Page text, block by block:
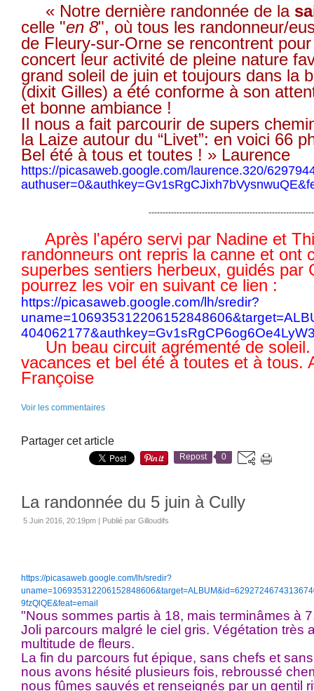
« Notre dernière randonnée de la
celle "en 8", où tous les randonneur/
de Fleury-sur-Orne se rencontrent
concert leur activité de pleine nature
grand soleil de juin et toujours dans la
(dixit Gilles) a été conforme à son
et bonne ambiance !
Il nous a fait parcourir de supers
la Laize autour du “Livet”: en voici 66
Bel été à tous et toutes ! » Laurence
https://picasaweb.google.com/laurence.320/
-----------------------------------------------------------
Après l'apéro servi par Nadine et
randonneurs ont repris la canne et ont
superbes sentiers herbeux, guidés par
pourrez les voir en suivant ce lien :
https://picasaweb.google.com/lh/sredir?
Un beau circuit agrémenté de soleil.
vacances et bel été à toutes et à tous.
Françoise
Voir les commentaires
Partager cet article
Repost 0
La randonnée du 5 juin à Cully
5 Juin 2016, 20:19pm | Publié par Gilloudifs
https://picasaweb.google.com/lh/sredir?
9fzQlQE&feat=email
"Nous sommes partis à 18, mais terminâmes à
Joli parcours malgré le ciel gris. Végétation très
multitude de fleurs.
La fin du parcours fut épique, sans chefs et
nous avons hésité plusieurs fois, rebroussé
nous fûmes sauvés et renseignés par un gentil